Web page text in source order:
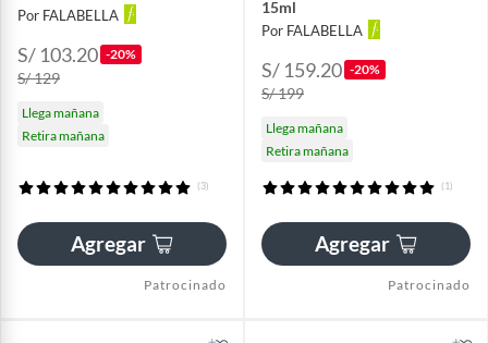
Por FALABELLA
S/ 103.20 -20%
S/ 129
Llega mañana
Retira mañana
(3)
Agregar
Patrocinado
15ml
Por FALABELLA
S/ 159.20 -20%
S/ 199
Llega mañana
Retira mañana
(1)
Agregar
Patrocinado